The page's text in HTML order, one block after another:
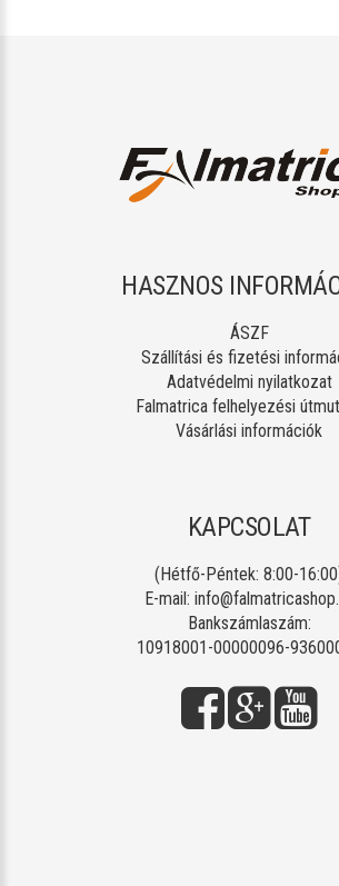
HASZNOS
ÁSZF
Szállítási és fizetési
Adatvédelmi nyilatkozat
Falmatrica felhelyezési
Vásárlási információk
KAPCSOLAT
(Hétfő-Péntek: 8:00-
E-mail:
Bankszámlaszám:
10918001-00000096-